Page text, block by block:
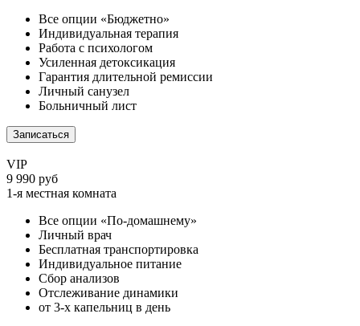
Все опции «Бюджетно»
Индивидуальная терапия
Работа с психологом
Усиленная детоксикация
Гарантия длительной ремиссии
Личный санузел
Больничный лист
Записаться
VIP
9 990 руб
1-я местная комната
Все опции «По-домашнему»
Личный врач
Бесплатная транспортировка
Индивидуальное питание
Сбор анализов
Отслеживание динамики
от 3-х капельниц в день